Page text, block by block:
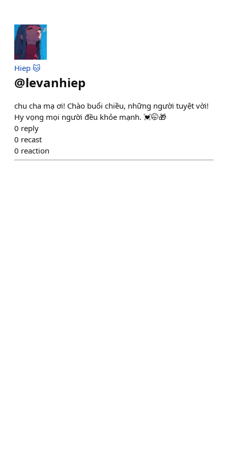
Hiep 🐱
@levanhiep
chu cha mạ ơi! Chào buổi chiều, những người tuyệt vời!
Hy vọng mọi người đều khỏe mạnh. 💓🤭🎁
0 reply
0 recast
0 reaction